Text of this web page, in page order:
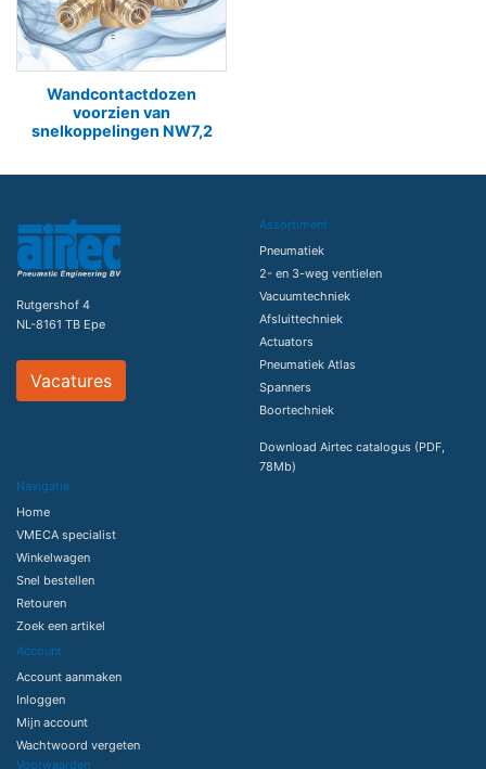
Wandcontactdozen
voorzien van
snelkoppelingen NW7,2
Rutgershof 4
NL-8161 TB Epe
Vacatures
Assortiment
Pneumatiek
2- en 3-weg ventielen
Vacuumtechniek
Afsluittechniek
Actuators
Pneumatiek Atlas
Spanners
Boortechniek
Download Airtec catalogus (PDF,
78Mb)
Navigatie
Home
VMECA specialist
Winkelwagen
Snel bestellen
Retouren
Zoek een artikel
Account
Account aanmaken
Inloggen
Mijn account
Wachtwoord vergeten
Voorwaarden